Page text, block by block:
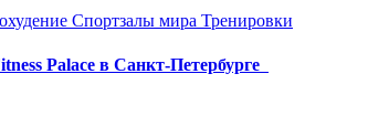
Спортзалы мира Тренировки
Palace в Санкт-Петербурге